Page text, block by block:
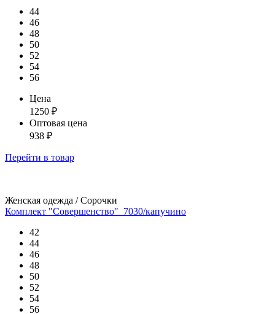
44
46
48
50
52
54
56
Цена
1250 ₽
Оптовая цена
938 ₽
Перейти в товар
Женская одежда / Сорочки
Комплект "Совершенство"_7030/капучино
42
44
46
48
50
52
54
56